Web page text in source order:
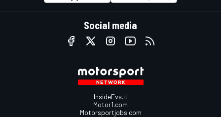
Social media
InsideEvs.it
Motor1.com
Motorsportjobs.com